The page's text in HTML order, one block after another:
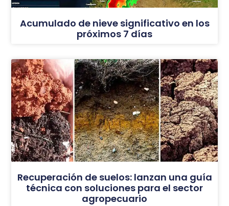
Acumulado de nieve significativo en los
próximos 7 días
Recuperación de suelos: lanzan una guía
técnica con soluciones para el sector
agropecuario